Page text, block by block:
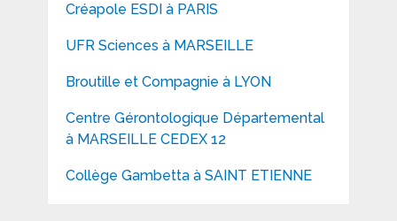
Créapole ESDI à PARIS
UFR Sciences à MARSEILLE
Broutille et Compagnie à LYON
Centre Gérontologique Départemental
à MARSEILLE CEDEX 12
Collège Gambetta à SAINT ETIENNE